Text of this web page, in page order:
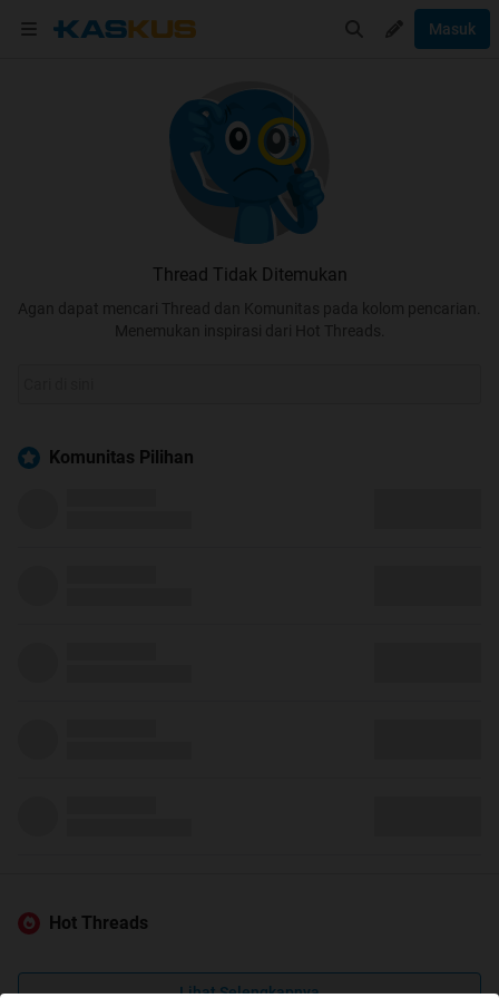
Masuk
Thread Tidak Ditemukan
Agan dapat mencari Thread dan Komunitas pada kolom pencarian.
Menemukan inspirasi dari Hot Threads.
Komunitas Pilihan
Hot Threads
Lihat Selengkapnya